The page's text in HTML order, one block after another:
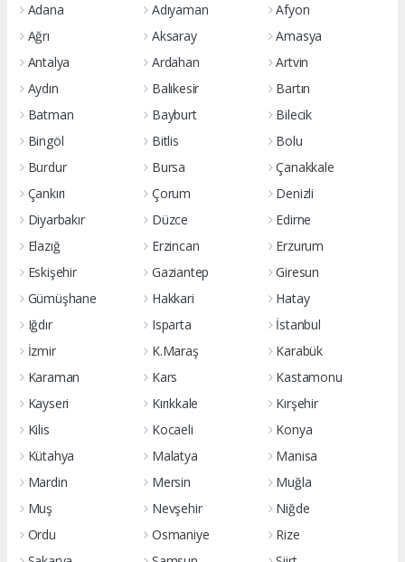
Adana Adıyaman
Afyon
Ağrı
Aksaray
Amasya
Antalya
Ardahan
Artvin
Aydın
Balıkesir
Bartın
Batman
Bayburt
Bilecik
Bingöl
Bitlis
Bolu
Burdur
Bursa
Çanakkale
Çankırı
Çorum
Denizli
Diyarbakır
Düzce
Edirne
Elazığ
Erzincan
Erzurum
Eskişehir
Gaziantep
Giresun
Gümüşhane
Hakkari
Hatay
Iğdır
Isparta
İstanbul
İzmir
K.Maraş
Karabük
Karaman
Kars
Kastamonu
Kayseri
Kırıkkale
Kırşehir
Kilis
Kocaeli
Konya
Kütahya
Malatya
Manisa
Mardin
Mersin
Muğla
Muş
Nevşehir
Niğde
Ordu
Osmaniye
Rize